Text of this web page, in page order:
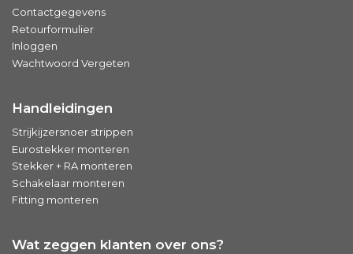
Contactgegevens
Retourformulier
Inloggen
Wachtwoord Vergeten
Handleidingen
Strijkijzersnoer strippen
Eurostekker monteren
Stekker + RA monteren
Schakelaar monteren
Fitting monteren
Wat zeggen klanten over ons?